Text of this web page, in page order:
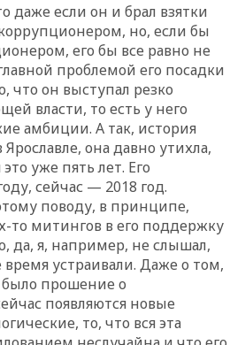
даже если он и брал взятки
но, если бы
его бы все равно не
проблемой его посадки
что он выступал резко
власти, то есть у него
амбиции. А так, история
она давно утихла,
уже пять лет. Его
сейчас — 2018 год.
поводу, в принципе,
то митингов в его поддержку
да, я, например, не слышал,
устраивали. Даже о том,
было прошение о
появляются новые
то, что вся эта